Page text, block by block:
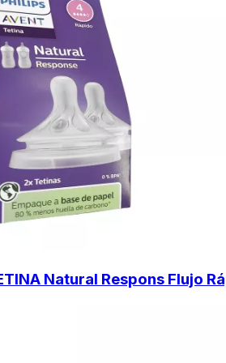
Natural Respons Flujo